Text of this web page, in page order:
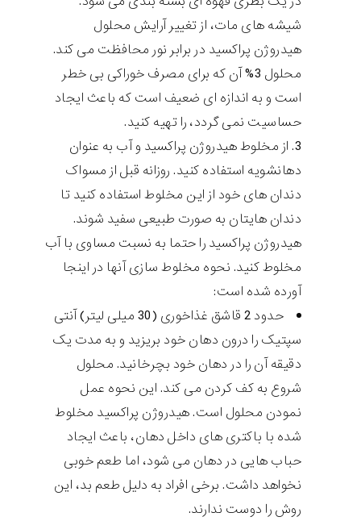
شیشه های مات، از تغییر آرایش محلول
هیدروژن پراکسید در برابر نور محافظت می کند.
محلول 3% آن که برای مصرف خوراکی بی خطر
است و به اندازه ای ضعیف است که باعث ایجاد
حساسیت نمی گردد، را تهیه کنید.
از مخلوط هیدروژن پراکسید و آب به عنوان
دهانشویه استفاده کنید. روزانه قبل از مسواک
دندان های خود از این مخلوط استفاده کنید تا
دندان هایتان به صورت طبیعی سفید شوند.
هیدروژن پراکسید را حتما به نسبت مساوی با آب
مخلوط کنید. نحوه مخلوط سازی آنها در اینجا
آورده شده است:
حدود 2 قاشق غذاخوری (30 میلی لیتر) آنتی
سپتیک را درون دهان خود بریزید و به مدت یک
دقیقه آن را در دهان خود بچرخانید. محلول
شروع به کف کردن می کند. این نحوه عمل
نمودن محلول است. هیدروژن پراکسید مخلوط
شده با باکتری های داخل دهان، باعث ایجاد
حباب هایی در دهان می شود، اما طعم خوبی
نخواهد داشت. برخی افراد به دلیل طعم بد، این
روش را دوست ندارند.